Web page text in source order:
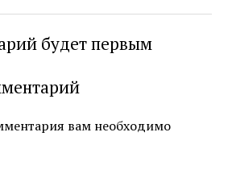
будет первым
вам необходимо